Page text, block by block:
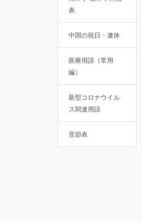
表
中国の祝日・連休
医療用語（常用
編）
新型コロナウイル
ス関連用語
音節表